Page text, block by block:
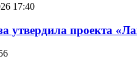
17:40
утвердила проекта